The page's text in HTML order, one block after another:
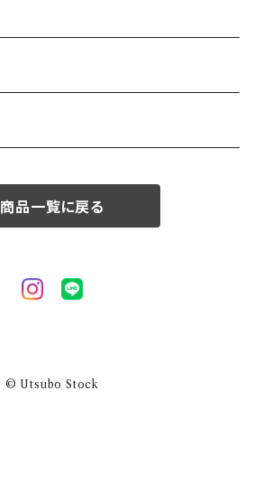
商品一覧に戻る
© Utsubo Stock